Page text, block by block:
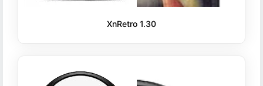
XnRetro 1.30